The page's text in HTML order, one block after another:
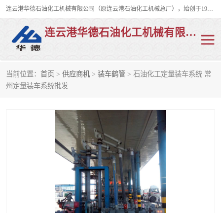
连云港华德石油化工机械有限公司（原连云港石油化工机械总厂），始创于1982年，是从事码头船用流体装卸臂、陆用流体装卸臂（鹤管）、活动梯、钢构平台、定量装车系统等全系列流体装卸设备的设计、制造、销售以及服务的专业供应商。
连云港华德石油化工机械有限公司
当前位置： 首页 > 供应商机 > 装车鹤管 > 石油化工定量装车系统 常
州定量装车系统批发
陆用流体装卸臂
液氯鹤管
活动梯
卸车鹤管
输油臂
紧急脱离干式接头 火车鹤管